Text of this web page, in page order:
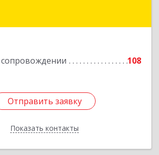
108
Отправить заявку
Показать контакты
Отправить заявку
Назад